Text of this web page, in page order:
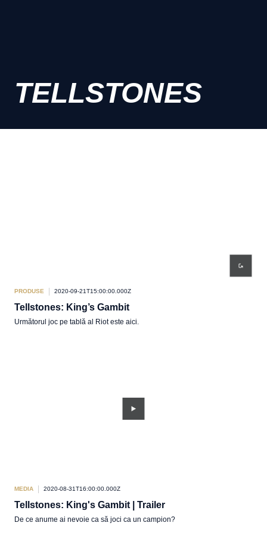
TELLSTONES
PRODUSE 2020-09-21T15:00:00.000Z
Tellstones: King’s Gambit
Următorul joc pe tablă al Riot este aici.
MEDIA 2020-08-31T16:00:00.000Z
Tellstones: King's Gambit | Trailer
De ce anume ai nevoie ca să joci ca un campion?